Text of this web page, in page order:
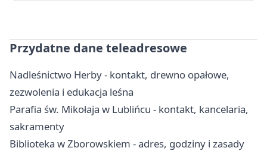
Przydatne dane teleadresowe
Nadleśnictwo Herby - kontakt, drewno opałowe,
zezwolenia i edukacja leśna
Parafia św. Mikołaja w Lublińcu - kontakt, kancelaria,
sakramenty
Biblioteka w Zborowskiem - adres, godziny i zasady